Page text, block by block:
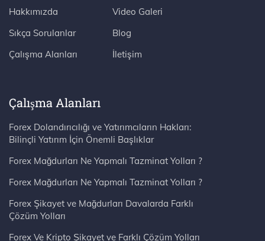
Hakkımızda
Sıkça Sorulanlar
Çalışma Alanları
Video Galeri
Blog
İletişim
Çalışma Alanları
Forex Dolandırıcılığı ve Yatırımcıların Hakları:
Bilinçli Yatırım İçin Önemli Başlıklar
Forex Mağdurları Ne Yapmalı Tazminat Yolları ?
Forex Mağdurları Ne Yapmalı Tazminat Yolları ?
Forex Şikayet ve Mağdurları Davalarda Farklı
Çözüm Yolları
Forex Ve Kripto Şikayet ve Farklı Çözüm Yolları